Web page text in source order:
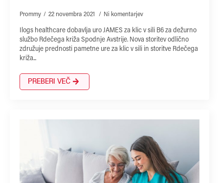
Prommy 22 novembra 2021 Ni komentarjev
Ilogs healthcare dobavlja uro JAMES za klic v sili B6 za dežurno
službo Rdečega križa Spodnje Avstrije. Nova storitev odlično
združuje prednosti pametne ure za klic v sili in storitve Rdečega
križa...
PREBERI VEČ